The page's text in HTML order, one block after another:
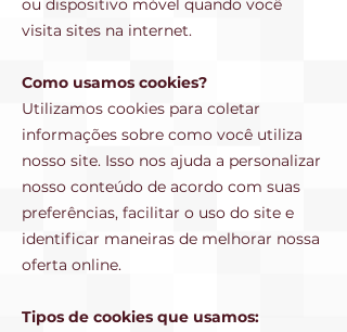
ou dispositivo móvel quando você
visita sites na internet.
Como usamos cookies?
Utilizamos cookies para coletar
informações sobre como você utiliza
nosso site. Isso nos ajuda a personalizar
nosso conteúdo de acordo com suas
preferências, facilitar o uso do site e
identificar maneiras de melhorar nossa
oferta online.
Tipos de cookies que usamos: